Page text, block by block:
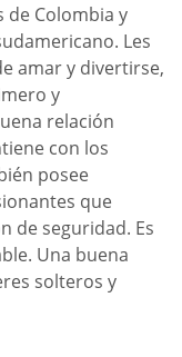
de Colombia y
Les
amar y divertirse,
y
relación
con los
posee
que
de seguridad. Es
Una buena
solteros y